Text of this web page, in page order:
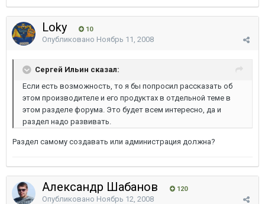
Loky 10
Опубликовано Ноябрь 11, 2008
Сергей Ильин сказал:
Если есть возможность, то я бы попросил рассказать об
этом производителе и его продуктах в отдельной теме в
этом разделе форума. Это будет всем интересно, да и
раздел надо развивать.
Раздел самому создавать или администрация должна?
Александр Шабанов 120
Опубликовано Ноябрь 12, 2008